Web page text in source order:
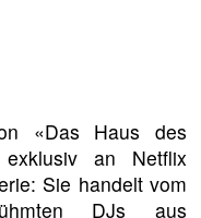
«Das Haus des
an Netflix
Sie handelt vom
DJs aus